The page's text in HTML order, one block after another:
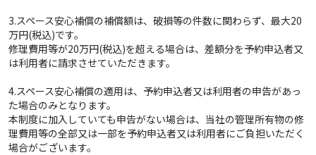
3.スペース安心補償の補償額は、破損等の件数に関わらず、最大20
万円(税込)です。
修理費用等が20万円(税込)を超える場合は、差額分を予約申込者又
は利用者に請求させていただきます。
4.スペース安心補償の適用は、予約申込者又は利用者の申告があっ
た場合のみとなります。
本制度に加入していても申告がない場合は、当社の管理所有物の修
理費用等の全部又は一部を予約申込者又は利用者にご負担いただく
場合がございます。